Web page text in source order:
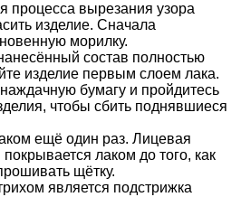
процесса вырезания узора
изделие. Сначала
морилку.
состав полностью
изделие первым слоем лака.
бумагу и пройдитесь
чтобы сбить поднявшиеся
ещё один раз. Лицевая
лаком до того, как
щётку.
является подстрижка